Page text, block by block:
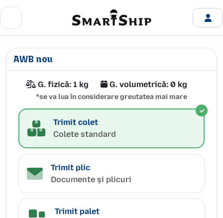
AWB nou
G. fizică: 1 kg G. volumetrică: 0 kg
*se va lua în considerare greutatea mai mare
Trimit colet
Colete standard
Trimit plic
Documente și plicuri
Trimit palet